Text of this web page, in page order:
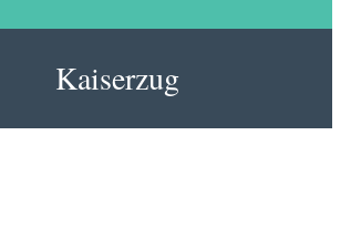
Kaiserzug